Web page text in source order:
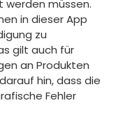
müssen.
in dieser App
zu
gilt auch für
an Produkten
hin, dass die
Fehler